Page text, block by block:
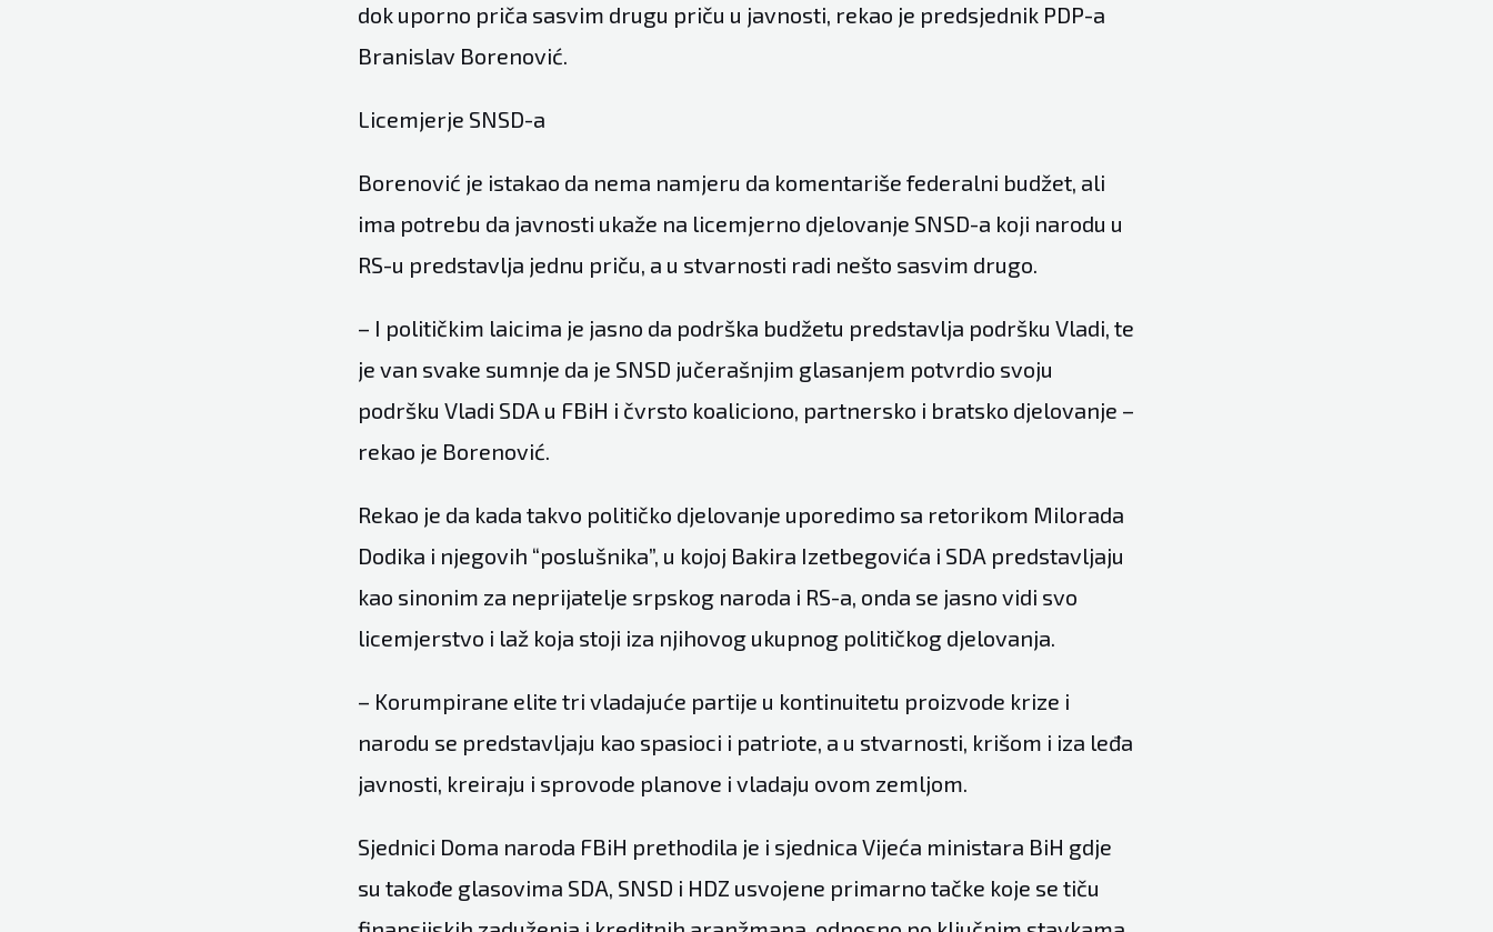
dok uporno priča sasvim drugu priču u javnosti, rekao je predsjednik PDP-a
Branislav Borenović.
Licemjerje SNSD-a
Borenović je istakao da nema namjeru da komentariše federalni budžet, ali
ima potrebu da javnosti ukaže na licemjerno djelovanje SNSD-a koji narodu u
RS-u predstavlja jednu priču, a u stvarnosti radi nešto sasvim drugo.
– I političkim laicima je jasno da podrška budžetu predstavlja podršku Vladi, te
je van svake sumnje da je SNSD jučerašnjim glasanjem potvrdio svoju
podršku Vladi SDA u FBiH i čvrsto koaliciono, partnersko i bratsko djelovanje –
rekao je Borenović.
Rekao je da kada takvo političko djelovanje uporedimo sa retorikom Milorada
Dodika i njegovih “poslušnika”, u kojoj Bakira Izetbegovića i SDA predstavljaju
kao sinonim za neprijatelje srpskog naroda i RS-a, onda se jasno vidi svo
licemjerstvo i laž koja stoji iza njihovog ukupnog političkog djelovanja.
– Korumpirane elite tri vladajuće partije u kontinuitetu proizvode krize i
narodu se predstavljaju kao spasioci i patriote, a u stvarnosti, krišom i iza leđa
javnosti, kreiraju i sprovode planove i vladaju ovom zemljom.
Sjednici Doma naroda FBiH prethodila je i sjednica Vijeća ministara BiH gdje
su takođe glasovima SDA, SNSD i HDZ usvojene primarno tačke koje se tiču